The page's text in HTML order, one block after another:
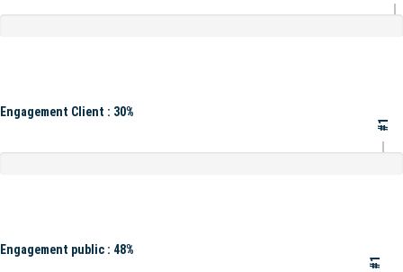
Engagement Client : 30%
#1
Engagement public : 48%
#1